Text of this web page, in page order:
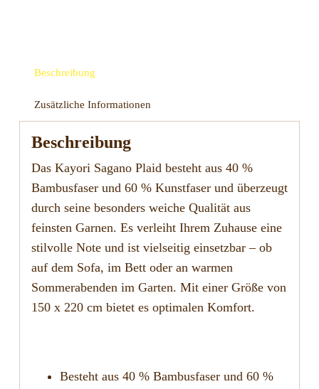
Beschreibung
Zusätzliche Informationen
Beschreibung
Das Kayori Sagano Plaid besteht aus 40 %
Bambusfaser und 60 % Kunstfaser und überzeugt
durch seine besonders weiche Qualität aus
feinsten Garnen. Es verleiht Ihrem Zuhause eine
stilvolle Note und ist vielseitig einsetzbar – ob
auf dem Sofa, im Bett oder an warmen
Sommerabenden im Garten. Mit einer Größe von
150 x 220 cm bietet es optimalen Komfort.
Besteht aus 40 % Bambusfaser und 60 %